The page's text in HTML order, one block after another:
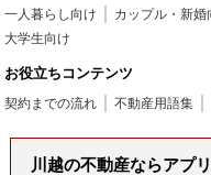
一人暮らし向け カップル・新婚
大学生向け
お役立ちコンテンツ
契約までの流れ 不動産用語集
川越の不動産ならアプ